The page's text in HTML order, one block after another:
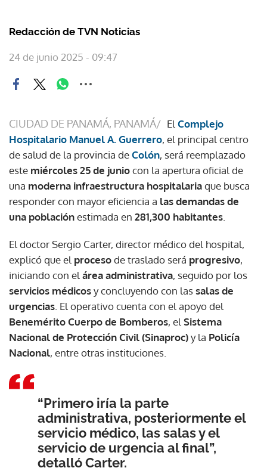
Redacción de TVN Noticias
24 de junio 2025 - 09:47
CIUDAD DE PANAMÁ, PANAMÁ/ El Complejo
Hospitalario Manuel A. Guerrero, el principal centro
de salud de la provincia deColón, será reemplazado
este miércoles 25 de juniocon la apertura oficial de
una moderna infraestructura hospitalariaque busca
responder con mayor eficiencia a las demandas de
una poblaciónestimada en 281,300 habitantes
El doctor Sergio Carter, director médico del hospital,
explicó que el procesode traslado será progresivo,
iniciando con el área administrativa, seguido por los
servicios médicosy concluyendo con lassalas de
urgencias . El operativo cuenta con el apoyo del
Benemérito Cuerpo de Bomberos, el Sistema
Nacional de Protección Civil (Sinaproc)y la Policía
Nacional, entre otras instituciones.
“Primero iría la parte
administrativa, posteriormente el
servicio médico, las salas y el
servicio de urgencia al final”,
detalló Carter.